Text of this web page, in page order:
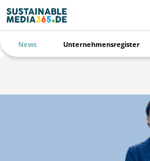
News Unternehmensregister